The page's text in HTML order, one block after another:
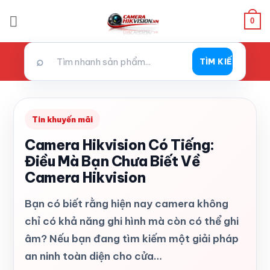
0
⌕ TÌM KIẾM
Tin khuyến mãi
Camera Hikvision Có Tiếng:
Điều Mà Bạn Chưa Biết Về
Camera Hikvision
Bạn có biết rằng hiện nay camera không
chỉ có khả năng ghi hình mà còn có thể ghi
âm? Nếu bạn đang tìm kiếm một giải pháp
an ninh toàn diện cho cửa…